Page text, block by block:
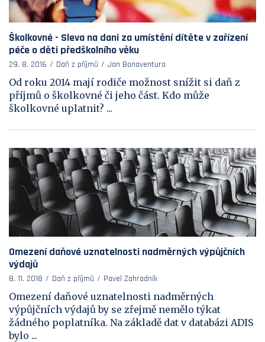
Školkovné - Sleva na dani za umístění dítěte v zařízení
péče o děti předškolního věku
29. 8. 2016 Daň z příjmů Jan Bonaventura
Od roku 2014 mají rodiče možnost snížit si daň z
příjmů o školkovné či jeho část. Kdo může
školkovné uplatnit? ...
Omezení daňové uznatelnosti nadměrných výpůjčních
výdajů
8. 11. 2018 Daň z příjmů Pavel Zahradník
Omezení daňové uznatelnosti nadměrných
výpůjčních výdajů by se zřejmě nemělo týkat
žádného poplatníka. Na základě dat v databázi ADIS
bylo ...